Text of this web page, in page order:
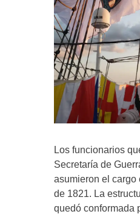
Los funcionarios
Secretaría de
asumieron el cargo
de 1821. La
quedó conformada